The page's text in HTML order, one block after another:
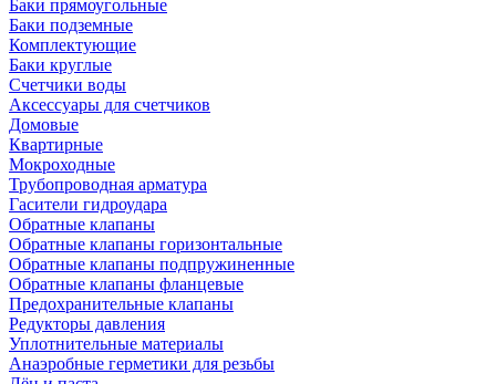
Баки прямоугольные
Баки подземные
Комплектующие
Баки круглые
Счетчики воды
Аксессуары для счетчиков
Домовые
Квартирные
Мокроходные
Трубопроводная арматура
Гасители гидроудара
Обратные клапаны
Обратные клапаны горизонтальные
Обратные клапаны подпружиненные
Обратные клапаны фланцевые
Предохранительные клапаны
Редукторы давления
Уплотнительные материалы
Анаэробные герметики для резьбы